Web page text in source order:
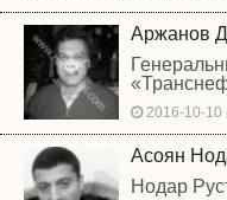
Аржанов
2016-10-10
Асоян
Нодар